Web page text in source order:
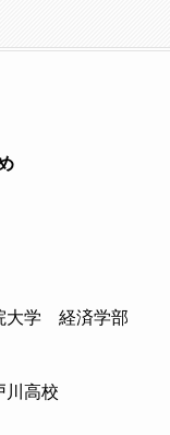
大学 経済学部
川高校